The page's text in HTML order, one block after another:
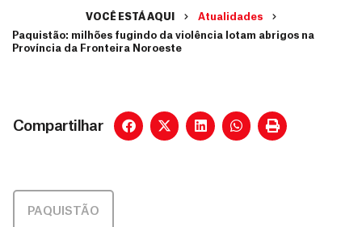
VOCÊ ESTÁ AQUI
Atualidades
Paquistão: milhões fugindo da violência lotam abrigos na
Província da Fronteira Noroeste
Compartilhar
PAQUISTÃO